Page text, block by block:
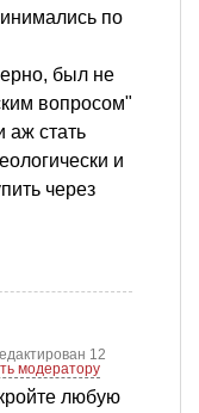
по
был не
вопросом"
аж стать
и
через
12
модератору
любую